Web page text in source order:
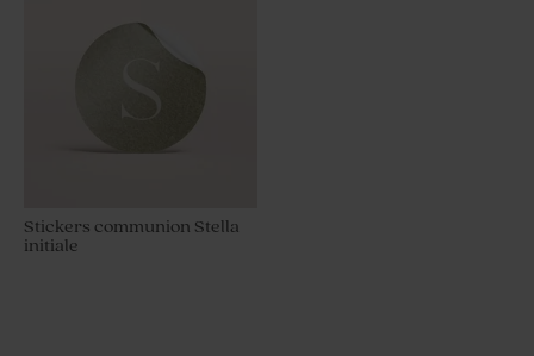
Stickers communion Stella
initiale